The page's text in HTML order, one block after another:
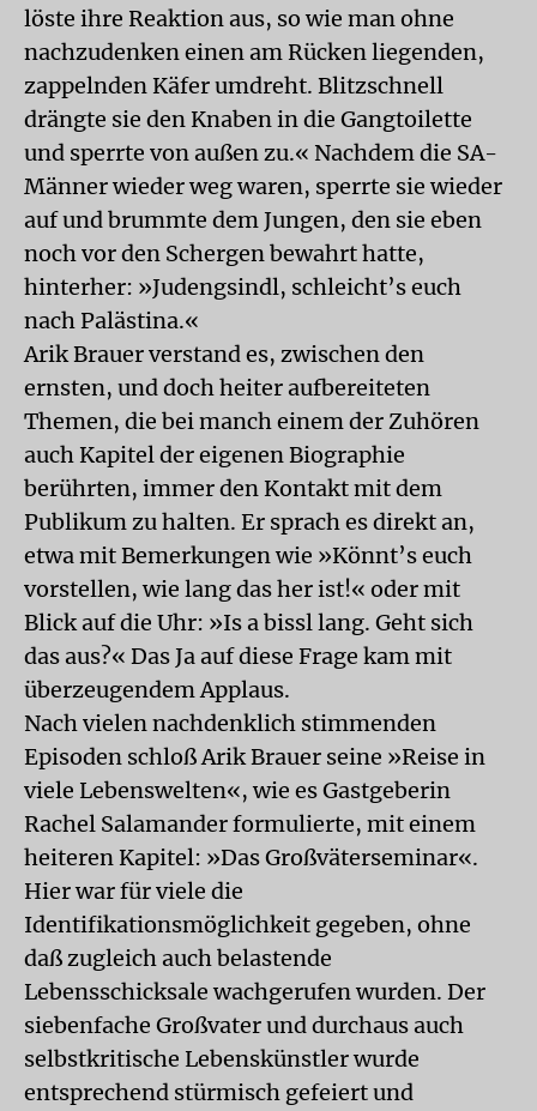
löste ihre Reaktion aus, so wie man ohne
nachzudenken einen am Rücken liegenden,
zappelnden Käfer umdreht. Blitzschnell
drängte sie den Knaben in die Gangtoilette
und sperrte von außen zu.« Nachdem die SA-
Männer wieder weg waren, sperrte sie wieder
auf und brummte dem Jungen, den sie eben
noch vor den Schergen bewahrt hatte,
hinterher: »Judengsindl, schleicht’s euch
nach Palästina.«
Arik Brauer verstand es, zwischen den
ernsten, und doch heiter aufbereiteten
Themen, die bei manch einem der Zuhören
auch Kapitel der eigenen Biographie
berührten, immer den Kontakt mit dem
Publikum zu halten. Er sprach es direkt an,
etwa mit Bemerkungen wie »Könnt’s euch
vorstellen, wie lang das her ist!« oder mit
Blick auf die Uhr: »Is a bissl lang. Geht sich
das aus?« Das Ja auf diese Frage kam mit
überzeugendem Applaus.
Nach vielen nachdenklich stimmenden
Episoden schloß Arik Brauer seine »Reise in
viele Lebenswelten«, wie es Gastgeberin
Rachel Salamander formulierte, mit einem
heiteren Kapitel: »Das Großväterseminar«.
Hier war für viele die
Identifikationsmöglichkeit gegeben, ohne
daß zugleich auch belastende
Lebensschicksale wachgerufen wurden. Der
siebenfache Großvater und durchaus auch
selbstkritische Lebenskünstler wurde
entsprechend stürmisch gefeiert und